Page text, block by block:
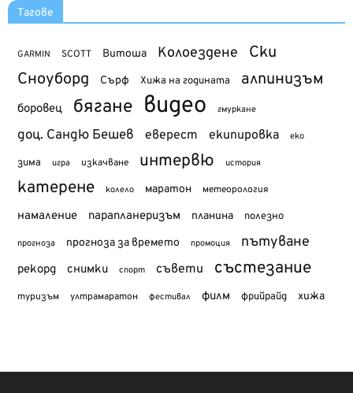
Тагове
GARMIN SCOTT Витоша Колоездене Ски
Сноуборд Сърф Хижа на годината алпинизъм
боровец бягане видео гмуркане
доц. Сандю Бешев еверест екипировка еко
зима игра изкачване интервю история
катерене колело маратон метеорология
намаление парапланеризъм планина полезно
прогноза прогноза за времето промоция пътуване
рекорд снимки спорт съвети състезание
туризъм ултрамаратон фестивал филм фрийрайд хижа